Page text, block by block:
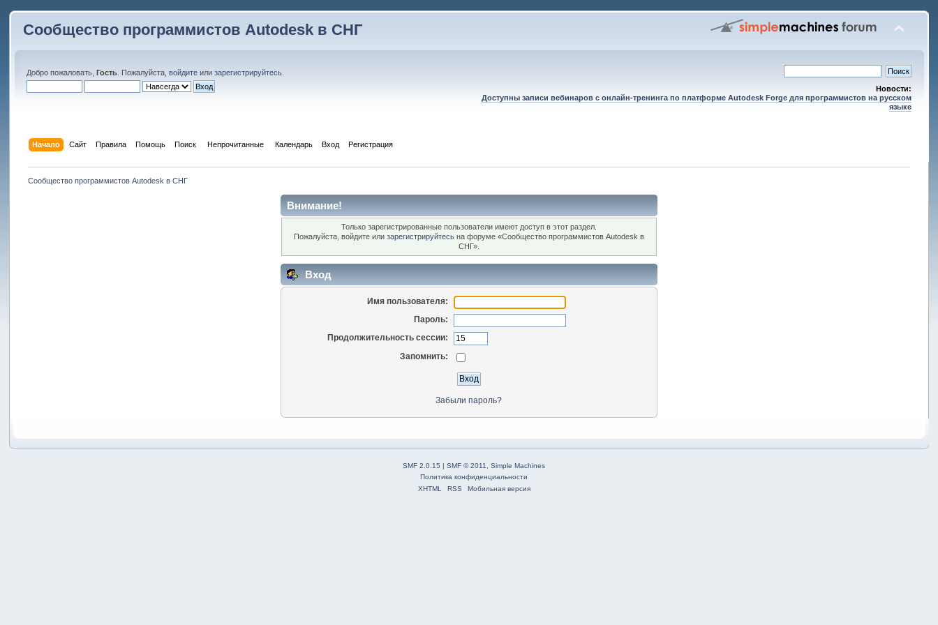
Сообщество программистов Autodesk в СНГ
Добро пожаловать,Гость . Пожалуйста,войдите илизарегистрируйтесь
Новости:
Доступны записи вебинаров с онлайн-тренинга по платформе Autodesk Forge для программистов на русском
языке
Начало Сайт Правила Помощь Поиск Непрочитанные Календарь Вход Регистрация
Сообщество программистов Autodesk в СНГ
Внимание!
Только зарегистрированные пользователи имеют доступ в этот раздел.
Пожалуйста, войдите или зарегистрируйтесьна форуме «Сообщество программистов Autodesk в
СНГ».
Вход
Имя пользователя:
Пароль:
Продолжительность сессии:
Запомнить:
Забыли пароль?
SMF 2.0.15 |SMF © 2011 ,Simple Machines
Политика конфиденциальности
XHTML
RSS Мобильная версия